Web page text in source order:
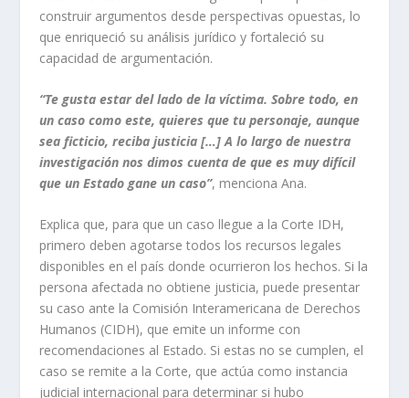
construir argumentos desde perspectivas opuestas, lo
que enriqueció su análisis jurídico y fortaleció su
capacidad de argumentación.
“Te gusta estar del lado de la víctima. Sobre todo, en
un caso como este, quieres que tu personaje, aunque
sea ficticio, reciba justicia […] A lo largo de nuestra
investigación nos dimos cuenta de que es muy difícil
que un Estado gane un caso”, menciona Ana.
Explica que, para que un caso llegue a la Corte IDH,
primero deben agotarse todos los recursos legales
disponibles en el país donde ocurrieron los hechos. Si la
persona afectada no obtiene justicia, puede presentar
su caso ante la Comisión Interamericana de Derechos
Humanos (CIDH), que emite un informe con
recomendaciones al Estado. Si estas no se cumplen, el
caso se remite a la Corte, que actúa como instancia
judicial internacional para determinar si hubo